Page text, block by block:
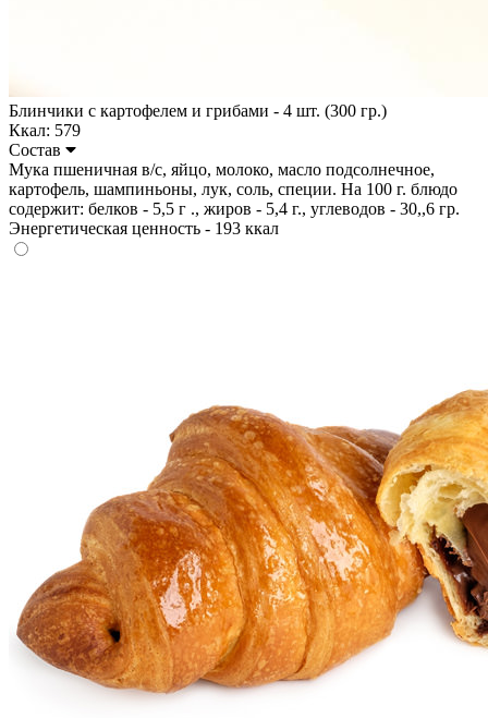
Блинчики с картофелем и грибами - 4 шт. (300 гр.)
Ккал: 579
Состав
Мука пшеничная в/с, яйцо, молоко, масло подсолнечное,
картофель, шампиньоны, лук, соль, специи. На 100 г. блюдо
содержит: белков - 5,5 г ., жиров - 5,4 г., углеводов - 30,,6 гр.
Энергетическая ценность - 193 ккал